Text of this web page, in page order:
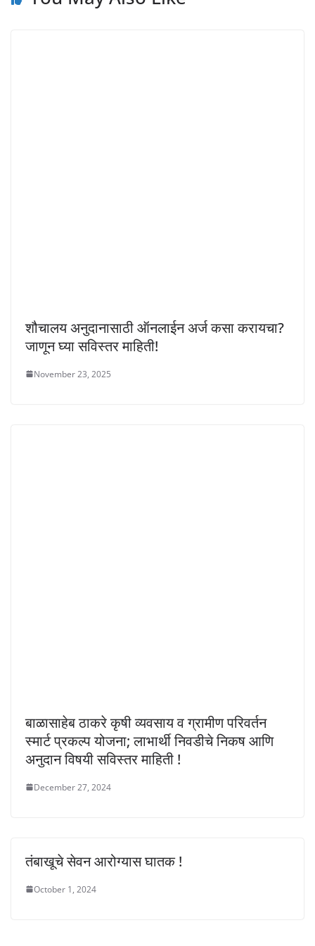
शौचालय अनुदानासाठी ऑनलाईन अर्ज कसा करायचा?
जाणून घ्या सविस्तर माहिती!
November 23, 2025
बाळासाहेब ठाकरे कृषी व्यवसाय व ग्रामीण परिवर्तन
स्मार्ट प्रकल्प योजना; लाभार्थी निवडीचे निकष आणि
अनुदान विषयी सविस्तर माहिती !
December 27, 2024
तंबाखूचे सेवन आरोग्यास घातक !
October 1, 2024